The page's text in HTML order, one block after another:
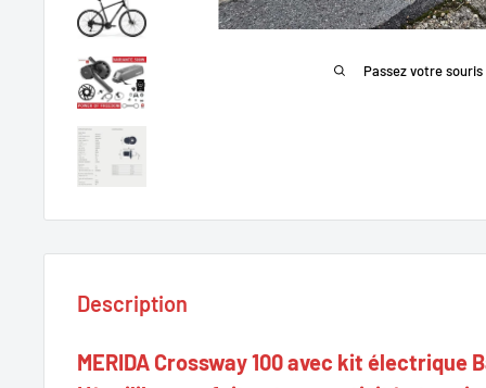
Passez votre
Description
MERIDA Crossway 100 avec kit électrique